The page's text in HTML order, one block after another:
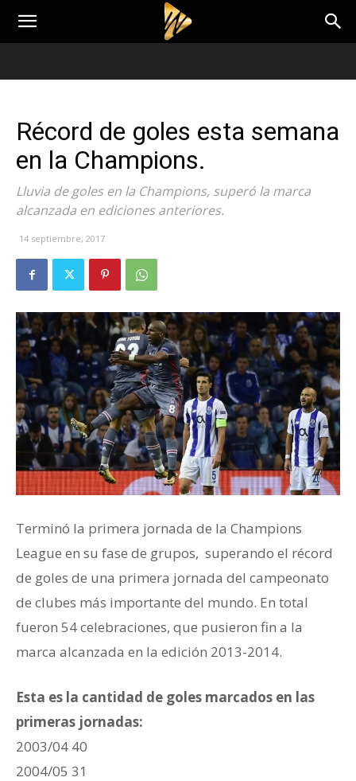
Récord de goles esta semana
en la Champions.
Lluvia de goles en la Champions, superó la marca
alcanzada en ediciones anteriores.
14 septiembre, 2017
Terminó la primera jornada de la Champions
League en su fase de grupos, superando el récord
de goles de una primera jornada del campeonato
de clubes más importante del mundo. En total
fueron 54 celebraciones, que pusieron fin a la
marca alcanzada en la edición 2013-2014.
Esta es la cantidad de goles marcados en las
primeras jornadas:
2003/04 40
2004/05 31